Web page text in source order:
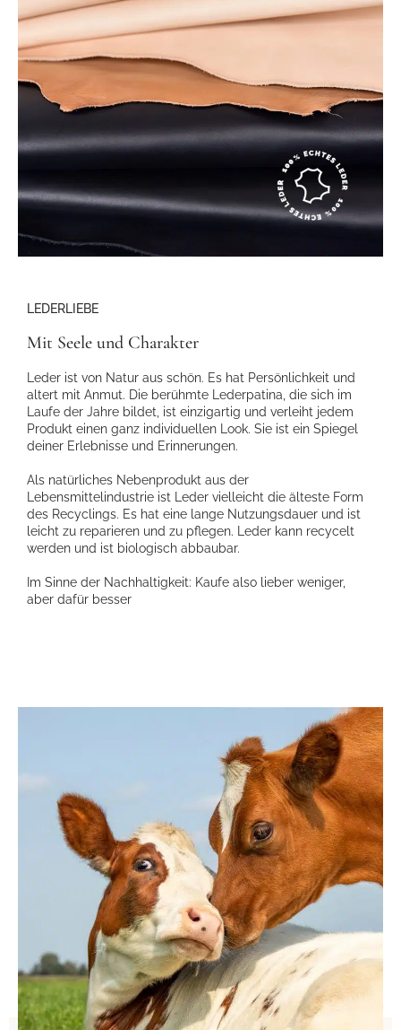
LEDERLIEBE
Mit Seele und Charakter
Leder ist von Natur aus schön. Es hat Persönlichkeit und
altert mit Anmut. Die berühmte Lederpatina, die sich im
Laufe der Jahre bildet, ist einzigartig und verleiht jedem
Produkt einen ganz individuellen Look. Sie ist ein Spiegel
deiner Erlebnisse und Erinnerungen.
Als natürliches Nebenprodukt aus der
Lebensmittelindustrie ist Leder vielleicht die älteste Form
des Recyclings. Es hat eine lange Nutzungsdauer und ist
leicht zu reparieren und zu pflegen. Leder kann recycelt
werden und ist biologisch abbaubar.
Im Sinne der Nachhaltigkeit: Kaufe also lieber weniger,
aber dafür besser